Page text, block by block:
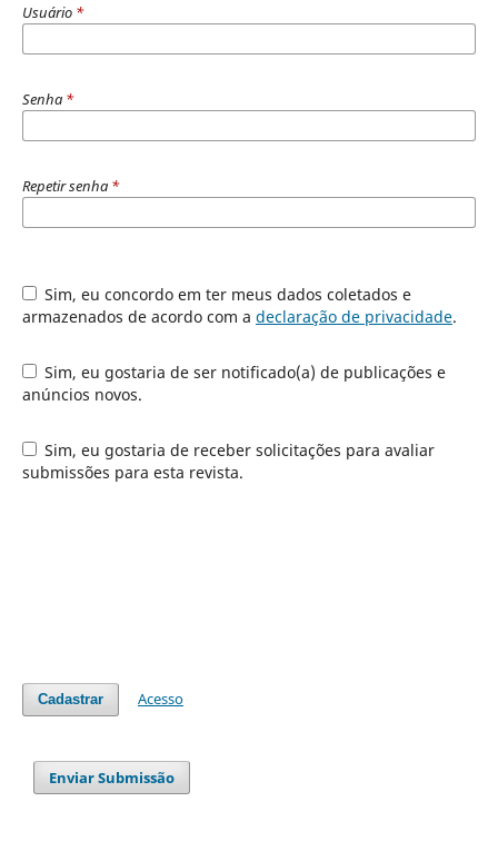
Usuário *
Senha *
Repetir senha *
Sim, eu concordo em ter meus dados coletados e
armazenados de acordo com a declaração de privacidade.
Sim, eu gostaria de ser notificado(a) de publicações e
anúncios novos.
Sim, eu gostaria de receber solicitações para avaliar
submissões para esta revista.
Cadastrar Acesso
Enviar Submissão